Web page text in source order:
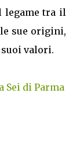
legame tra il
sue origini,
suoi valori.
Sei di Parma